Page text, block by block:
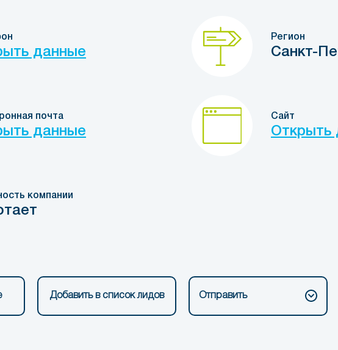
данные
Регион
Санкт-
почта
данные
Сайт
Открыть
компании
Добавить в список лидов Отправить